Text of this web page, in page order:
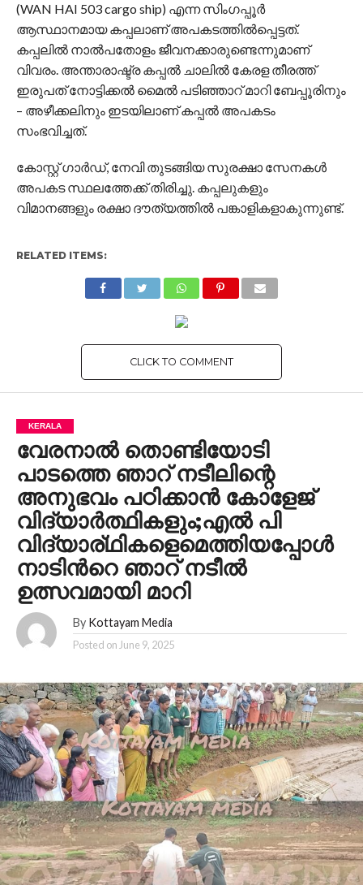
(WAN HAI 503 cargo ship) എന്ന സിംഗപ്പൂര്‍
ആസ്ഥാനമായ കപ്പലാണ് അപകടത്തില്‍പ്പെട്ടത്.
കപ്പലില്‍ നാല്‍പതോളം ജീവനക്കാരുണ്ടെന്നുമാണ്
വിവരം. അന്താരാഷ്ട്ര കപ്പല്‍ ചാലില്‍ കേരള തീരത്ത്
ഇരുപത് നോട്ടിക്കല്‍ മൈല്‍ പടിഞ്ഞാറ് മാറി ബേപ്പൂരിനും
– അഴീക്കലിനും ഇടയിലാണ് കപ്പല്‍ അപകടം
സംഭവിച്ചത്.
കോസ്റ്റ് ഗാര്‍ഡ്, നേവി തുടങ്ങിയ സുരക്ഷാ സേനകള്‍
അപകട സ്ഥലത്തേക്ക് തിരിച്ചു. കപ്പലുകളും
വിമാനങ്ങളും രക്ഷാ ദൗത്യത്തില്‍ പങ്കാളികളാകുന്നുണ്ട്.
RELATED ITEMS:
CLICK TO COMMENT
KERALA
വേരനാൽ തൊണ്ടിയോടി
പാടത്തെ ഞാറ് നടീലിന്റെ
അനുഭവം പഠിക്കാൻ കോളേജ്
വിദ്യാർത്ഥികളും;എൽ പി
വിദ്യാര്ഥികളെമെത്തിയപ്പോൾ
നാടിൻറെ ഞാറ് നടീൽ
ഉത്സവമായി മാറി
By Kottayam Media
Posted onJune 9, 2025